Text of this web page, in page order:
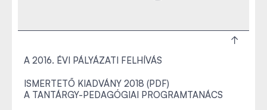
A 2016. ÉVI PÁLYÁZATI FELHÍVÁS
ISMERTETŐ KIADVÁNY 2018 (PDF)
A TANTÁRGY-PEDAGÓGIAI PROGRAMTANÁCS